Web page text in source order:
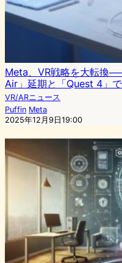
Meta、VR戦略を大転換
Air」延期と「Quest 4」
VR/ARニュース
Puffin Meta
2025年12月9日19:00